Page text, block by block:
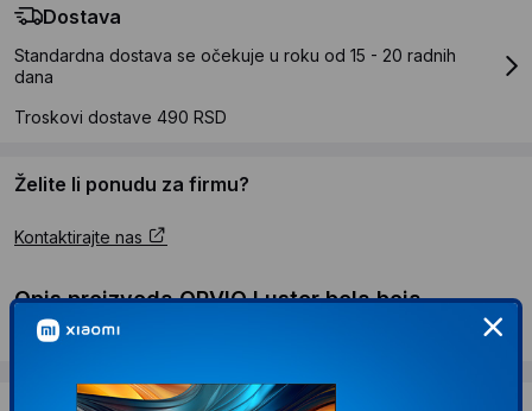
Dostava
Standardna dostava se očekuje u roku od 15 - 20 radnih
dana
Troskovi dostave 490 RSD
Želite li ponudu za firmu?
Kontaktirajte nas
Opis proizvoda OPVIQ Luster bela boja
MOD0007